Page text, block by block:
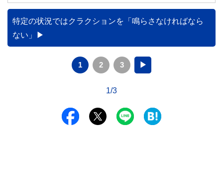
特定の状況ではクラクションを「鳴らさなければなら
ない」
1 2 3 ▶
1/3